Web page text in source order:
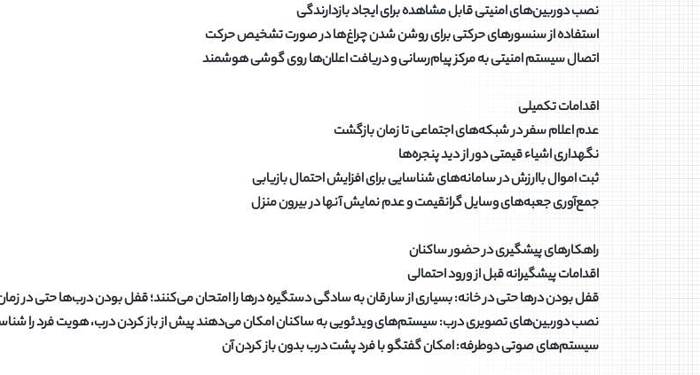
نصب دوربین‌های امنیتی قابل مشاهده برای ایجاد بازدارندگی
استفاده از سنسورهای حرکتی برای روشن شدن چراغ‌ها در صورت تشخیص حرکت
اتصال سیستم امنیتی به مرکز پیام‌رسانی و دریافت اعلان‌ها روی گوشی هوشمند
اقدامات تکمیلی
عدم اعلام سفر در شبکه‌های اجتماعی تا زمان بازگشت
نگهداری اشیاء قیمتی دور از دید پنجره‌ها
ثبت اموال باارزش در سامانه‌های شناسایی برای افزایش احتمال بازیابی
جمع‌آوری جعبه‌های وسایل گرانقیمت و عدم نمایش آنها در بیرون منزل
راهکارهای پیشگیری در حضور ساکنان
اقدامات پیشگیرانه قبل از ورود احتمالی
قفل بودن درها حتی در خانه: بسیاری از سارقان به سادگی دستگیره درها را امتحان می‌کنند؛ قفل بودن درب‌ها حتی در
نصب دوربین‌های تصویری درب: سیستم‌های ویدئویی به ساکنان امکان می‌دهند پیش از باز کردن درب، هویت فرد را
سیستم‌های صوتی دوطرفه: امکان گفتگو با فرد پشت درب بدون باز کردن آن